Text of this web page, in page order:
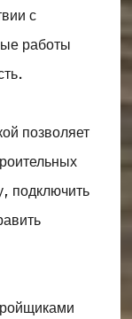
с
работы
позволяет
подключить